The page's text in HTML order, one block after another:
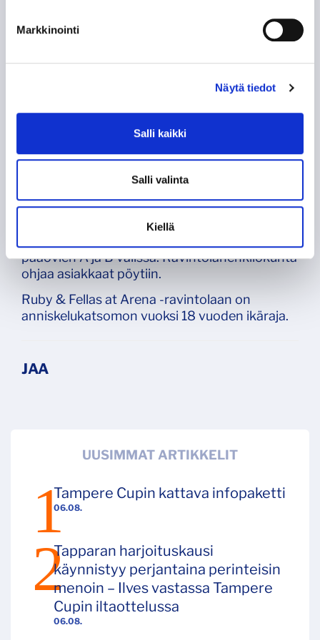
Markkinointi
Näytä tiedot
Salli kaikki
Salli valinta
Kiellä
Saapuminen Ruby & Fellas
at Arenaan
kuudennessa kerroksessa. Ravintolaan
saavutaan areenan aulan hissillä tai viereisen
pääovien A ja B välissä. Ravintolahenkilökunta
ohjaa asiakkaat pöytiin.
Ruby & Fellas at Arena -ravintolaan on
anniskelukatsomon vuoksi 18 vuoden ikäraja.
UUSIMMAT ARTIKKELIT
06.08.
Tampere Cupin kattava infopaketti
06.08.
Tapparan harjoituskausi
käynnistyy perjantaina perinteisin
menoin – Ilves vastassa Tampere
Cupin iltaottelussa